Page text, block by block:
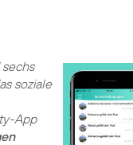
soziale
App